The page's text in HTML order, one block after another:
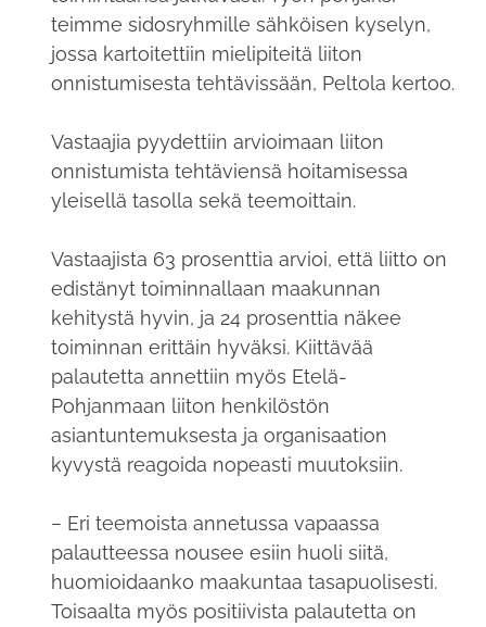
teimme sidosryhmille sähköisen kyselyn,
jossa kartoitettiin mielipiteitä liiton
onnistumisesta tehtävissään, Peltola kertoo.
Vastaajia pyydettiin arvioimaan liiton
onnistumista tehtäviensä hoitamisessa
yleisellä tasolla sekä teemoittain.
Vastaajista 63 prosenttia arvioi, että liitto on
edistänyt toiminnallaan maakunnan
kehitystä hyvin, ja 24 prosenttia näkee
toiminnan erittäin hyväksi. Kiittävää
palautetta annettiin myös Etelä-
Pohjanmaan liiton henkilöstön
asiantuntemuksesta ja organisaation
kyvystä reagoida nopeasti muutoksiin.
− Eri teemoista annetussa vapaassa
palautteessa nousee esiin huoli siitä,
huomioidaanko maakuntaa tasapuolisesti.
Toisaalta myös positiivista palautetta on